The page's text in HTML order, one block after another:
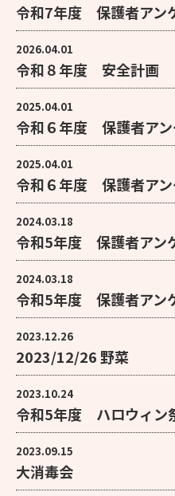
令和7年度 保護者アン
2026.04.01
令和８年度 安全計画
2025.04.01
令和６年度 保護者ア
2025.04.01
令和６年度 保護者ア
2024.03.18
令和5年度 保護者ア
2024.03.18
令和5年度 保護者ア
2023.12.26
2023/12/26 野菜
2023.10.24
令和5年度 ハロウィン
2023.09.15
大消毒会